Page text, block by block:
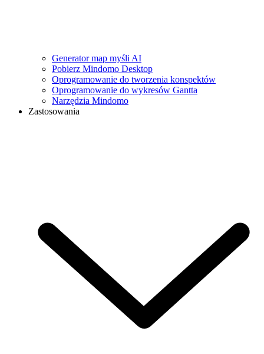
Generator map myśli AI
Pobierz Mindomo Desktop
Oprogramowanie do tworzenia konspektów
Oprogramowanie do wykresów Gantta
Narzędzia Mindomo
Zastosowania